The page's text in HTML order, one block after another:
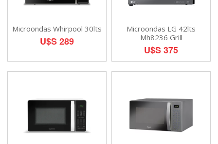
Microondas Whirpool 30lts
U$S 289
Microondas LG 42lts
Mh8236 Grill
U$S 375